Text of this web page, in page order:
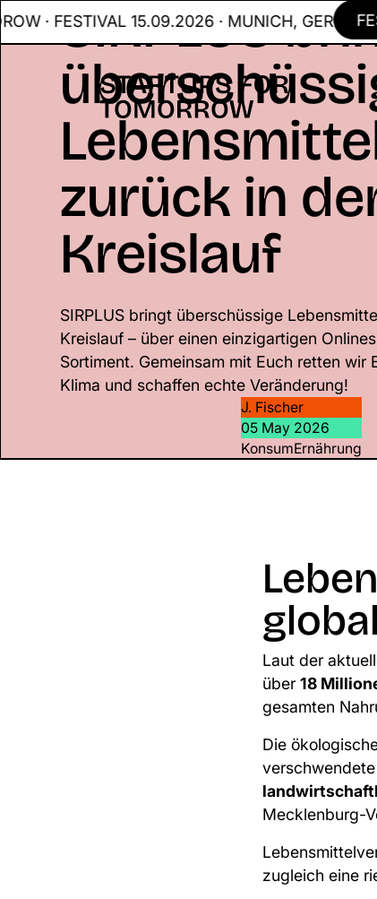
15.09.2026 · MUNICH, GER
SIRPLUS
zurück in
Kreislauf
SIRPLUS bringt überschüssige
Kreislauf – über einen einzigartigen
Sortiment. Gemeinsam mit Euch retten wir
Klima und schaffen echte Veränderung!
J. Fischer
05 May 2026
KonsumErnährung
Laut der
über 18
gesamten
Die
Mecklenburg-
zugleich eine